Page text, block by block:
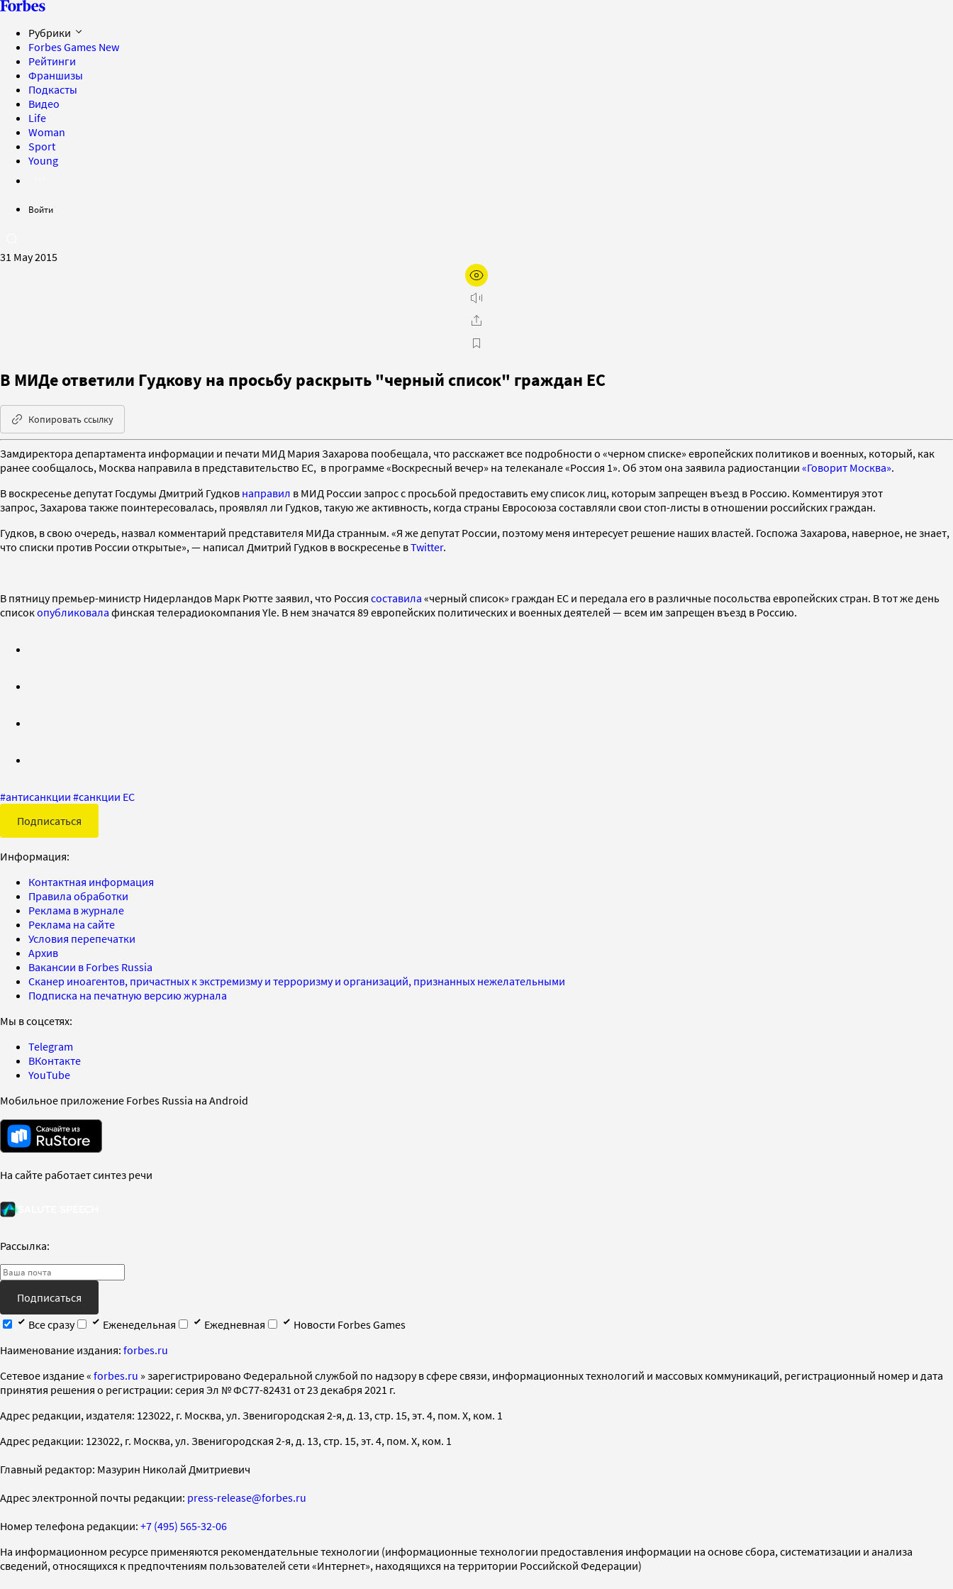
Рубрики
Forbes Games New
Рейтинги
Франшизы
Подкасты
Видео
Life
Woman
Sport
Young
Войти
31 May 2015
В МИДе ответили Гудкову на просьбу раскрыть "черный список" граждан ЕС
Копировать ссылку
Замдиректора департамента информации и печати МИД Мария Захарова пообещала, что расскажет все подробности о «черном списке» европейских политиков и военных, который, как
ранее сообщалось, Москва направила в представительство ЕС, в программе «Воскресный вечер» на телеканале «Россия 1». Об этом она заявила радиостанции «Говорит Москва».
В воскресенье депутат Госдумы Дмитрий Гудков направил в МИД России запрос с просьбой предоставить ему список лиц, которым запрещен въезд в Россию. Комментируя этот
запрос, Захарова также поинтересовалась, проявлял ли Гудков, такую же активность, когда страны Евросоюза составляли свои стоп-листы в отношении российских граждан.
Гудков, в свою очередь, назвал комментарий представителя МИДа странным. «Я же депутат России, поэтому меня интересует решение наших властей. Госпожа Захарова, наверное, не знает,
что списки против России открытые», — написал Дмитрий Гудков в воскресенье вTwitter.
В пятницу премьер-министр Нидерландов Марк Рютте заявил, что Россия составила «черный список» граждан ЕС и передала его в различные посольства европейских стран. В тот же день
списокопубликовала финская телерадиокомпания Yle. В нем значатся 89 европейских политических и военных деятелей — всем им запрещен въезд в Россию.
#антисанкции #санкции ЕС
Подписаться
Информация:
Контактная информация
Правила обработки
Реклама в журнале
Реклама на сайте
Условия перепечатки
Архив
Вакансии в Forbes Russia
Сканер иноагентов, причастных к экстремизму и терроризму и организаций, признанных нежелательными
Подписка на печатную версию журнала
Мы в соцсетях:
Telegram
ВКонтакте
YouTube
Мобильное приложение Forbes Russia на Android
На сайте работает синтез речи
Рассылка:
Подписаться
Все сразу
Еженедельная Ежедневная
Новости Forbes Games
Наименование издания: forbes.ru
Cетевое издание « forbes.ru » зарегистрировано Федеральной службой по надзору в сфере связи, информационных технологий и массовых коммуникаций, регистрационный номер и дата
принятия решения о регистрации: серия Эл № ФС77-82431 от 23 декабря 2021 г.
Адрес редакции, издателя: 123022, г. Москва, ул. Звенигородская 2-я, д. 13, стр. 15, эт. 4, пом. X, ком. 1
Адрес редакции: 123022, г. Москва, ул. Звенигородская 2-я, д. 13, стр. 15, эт. 4, пом. X, ком. 1
Главный редактор: Мазурин Николай Дмитриевич
Адрес электронной почты редакции: press-release@forbes.ru
Номер телефона редакции: +7 (495) 565-32-06
На информационном ресурсе применяются рекомендательные технологии (информационные технологии предоставления информации на основе сбора, систематизации и анализа
сведений, относящихся к предпочтениям пользователей сети «Интернет», находящихся на территории Российской Федерации)